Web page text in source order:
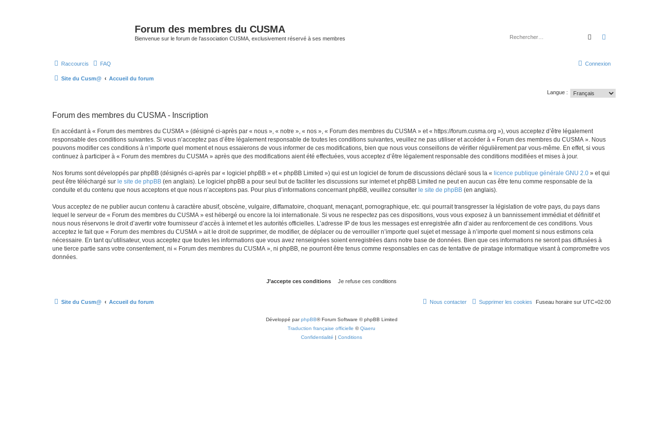
Forum des membres du CUSMA
Bienvenue sur le forum de l'association CUSMA, exclusivement réservé à ses membres Rechercher
Raccourcis FAQ Connexion
Site du Cusm@ Accueil du forum
Langue :
Forum des membres du CUSMA - Inscription
En accédant à « Forum des membres du CUSMA » (désigné ci-après par « nous », « notre », « nos », « Forum des membres du CUSMA » et « https://forum.cusma.org »), vous acceptez d’être légalement
responsable des conditions suivantes. Si vous n’acceptez pas d’être légalement responsable de toutes les conditions suivantes, veuillez ne pas utiliser et accéder à « Forum des membres du CUSMA ». Nous
pouvons modifier ces conditions à n’importe quel moment et nous essaierons de vous informer de ces modifications, bien que nous vous conseillons de vérifier régulièrement par vous-même. En effet, si vous
continuez à participer à « Forum des membres du CUSMA » après que des modifications aient été effectuées, vous acceptez d’être légalement responsable des conditions modifiées et mises à jour.
Nos forums sont développés par phpBB (désignés ci-après par « logiciel phpBB » et « phpBB Limited ») qui est un logiciel de forum de discussions déclaré sous la « licence publique générale GNU 2.0 » et qui
peut être téléchargé sur le site de phpBB (en anglais). Le logiciel phpBB a pour seul but de faciliter les discussions sur internet et phpBB Limited ne peut en aucun cas être tenu comme responsable de la
conduite et du contenu que nous acceptons et que nous n’acceptons pas. Pour plus d’informations concernant phpBB, veuillez consulter le site de phpBB (en anglais).
Vous acceptez de ne publier aucun contenu à caractère abusif, obscène, vulgaire, diffamatoire, choquant, menaçant, pornographique, etc. qui pourrait transgresser la législation de votre pays, du pays dans
lequel le serveur de « Forum des membres du CUSMA » est hébergé ou encore la loi internationale. Si vous ne respectez pas ces dispositions, vous vous exposez à un bannissement immédiat et définitif et
nous nous réservons le droit d’avertir votre fournisseur d’accès à internet et les autorités officielles. L’adresse IP de tous les messages est enregistrée afin d’aider au renforcement de ces conditions. Vous
acceptez le fait que « Forum des membres du CUSMA » ait le droit de supprimer, de modifier, de déplacer ou de verrouiller n’importe quel sujet et message à n’importe quel moment si nous estimons cela
nécessaire. En tant qu’utilisateur, vous acceptez que toutes les informations que vous avez renseignées soient enregistrées dans notre base de données. Bien que ces informations ne seront pas diffusées à
une tierce partie sans votre consentement, ni « Forum des membres du CUSMA », ni phpBB, ne pourront être tenus comme responsables en cas de tentative de piratage informatique visant à compromettre vos
données.
Site du Cusm@ Accueil du forum Fuseau horaire sur UTC+02:00
Supprimer les cookies
Nous contacter
Développé parphpBB® Forum Software © phpBB Limited
Traduction française officielle ©Qiaeru
Confidentialité | Conditions